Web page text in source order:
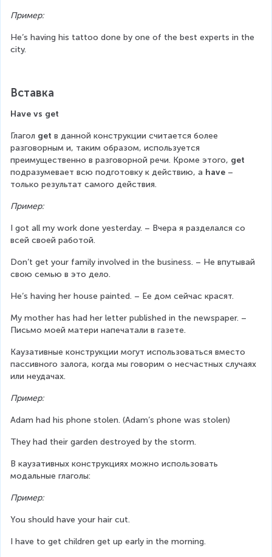
Пример:
He’s having his tattoo done by one of the best experts in the
city.
Вставка
Have vs get
Глагол get в данной конструкции считается более
разговорным и, таким образом, используется
преимущественно в разговорной речи. Кроме этого, get
подразумевает всю подготовку к действию, а have –
только результат самого действия.
Пример:
I got all my work done yesterday. – Вчера я разделался со
всей своей работой.
Don’t get your family involved in the business. – Не впутывай
свою семью в это дело.
He’s having her house painted. – Ее дом сейчас красят.
My mother has had her letter published in the newspaper. –
Письмо моей матери напечатали в газете.
Каузативные конструкции могут использоваться вместо
пассивного залога, когда мы говорим о несчастных случаях
или неудачах.
Пример:
Adam had his phone stolen. (Adam’s phone was stolen)
They had their garden destroyed by the storm.
В каузативных конструкциях можно использовать
модальные глаголы:
Пример:
You should have your hair cut.
I have to get children get up early in the morning.